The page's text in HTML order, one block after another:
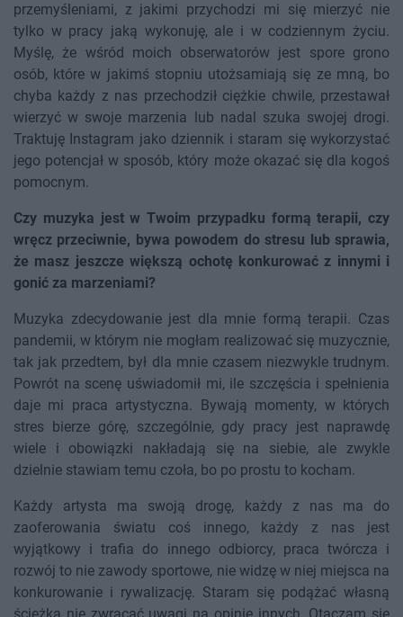
przemyśleniami, z jakimi przychodzi mi się mierzyć nie
tylko w pracy jaką wykonuję, ale i w codziennym życiu.
Myślę, że wśród moich obserwatorów jest spore grono
osób, które w jakimś stopniu utożsamiają się ze mną, bo
chyba każdy z nas przechodził ciężkie chwile, przestawał
wierzyć w swoje marzenia lub nadal szuka swojej drogi.
Traktuję Instagram jako dziennik i staram się wykorzystać
jego potencjał w sposób, który może okazać się dla kogoś
pomocnym.
Czy muzyka jest w Twoim przypadku formą terapii, czy
wręcz przeciwnie, bywa powodem do stresu lub sprawia,
że masz jeszcze większą ochotę konkurować z innymi i
gonić za marzeniami?
Muzyka zdecydowanie jest dla mnie formą terapii. Czas
pandemii, w którym nie mogłam realizować się muzycznie,
tak jak przedtem, był dla mnie czasem niezwykle trudnym.
Powrót na scenę uświadomił mi, ile szczęścia i spełnienia
daje mi praca artystyczna. Bywają momenty, w których
stres bierze górę, szczególnie, gdy pracy jest naprawdę
wiele i obowiązki nakładają się na siebie, ale zwykle
dzielnie stawiam temu czoła, bo po prostu to kocham.
Każdy artysta ma swoją drogę, każdy z nas ma do
zaoferowania światu coś innego, każdy z nas jest
wyjątkowy i trafia do innego odbiorcy, praca twórcza i
rozwój to nie zawody sportowe, nie widzę w niej miejsca na
konkurowanie i rywalizację. Staram się podążać własną